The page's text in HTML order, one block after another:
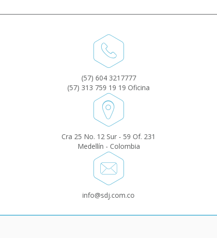
(57) 604 3217777
(57) 313 759 19 19 Oficina
Cra 25 No. 12 Sur - 59 Of. 231
Medellín - Colombia
info@sdj.com.co